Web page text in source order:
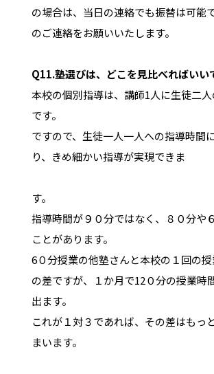
の場合は、当日の連絡でも振替は可能
のご連絡をお願いいたします。
Q11.塾選びは、どこを見比べればいい
本校の個別指導は、講師1人に生徒二
です。
ですので、生徒一人一人への指導時間
り、きめ細かい指導が実現できま
す。
指導時間が９０分ではなく、８０分や
ことがあります。
6０分授業の他塾さんと本校の１回の
の差ですが、１か月で12０分の授業時
出ます。
これが１対３であれば、その差はもっ
まいます。